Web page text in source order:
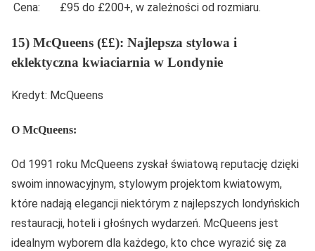
Cena:
£95 do £200+, w zależności od rozmiaru.
15) McQueens (££): Najlepsza stylowa i
eklektyczna kwiaciarnia w Londynie
Kredyt: McQueens
O McQueens:
Od 1991 roku McQueens zyskał światową reputację dzięki
swoim innowacyjnym, stylowym projektom kwiatowym,
które nadają elegancji niektórym z najlepszych londyńskich
restauracji, hoteli i głośnych wydarzeń. McQueens jest
idealnym wyborem dla każdego, kto chce wyrazić się za